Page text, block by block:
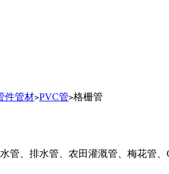
件管材>PVC管>格栅管
管、排水管、农田灌溉管、梅花管